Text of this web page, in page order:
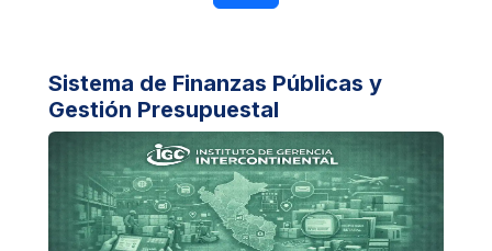
Sistema de Finanzas Públicas y
Gestión Presupuestal